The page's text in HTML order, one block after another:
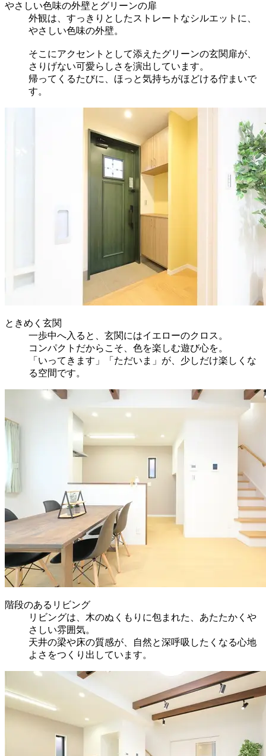
やさしい色味の外壁とグリーンの扉
外観は、すっきりとしたストレートなシルエットに、
やさしい色味の外壁。
そこにアクセントとして添えたグリーンの玄関扉が、
さりげない可愛らしさを演出しています。
帰ってくるたびに、ほっと気持ちがほどける佇まいで
す。
ときめく玄関
一歩中へ入ると、玄関にはイエローのクロス。
コンパクトだからこそ、色を楽しむ遊び心を。
「いってきます」「ただいま」が、少しだけ楽しくな
る空間です。
階段のあるリビング
リビングは、木のぬくもりに包まれた、あたたかくや
さしい雰囲気。
天井の梁や床の質感が、自然と深呼吸したくなる心地
よさをつくり出しています。